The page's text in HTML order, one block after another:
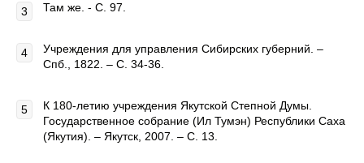
Там же. - С. 97.
Учреждения для управления Сибирских губерний. –
Спб., 1822. – С. 34-36.
К 180-летию учреждения Якутской Степной Думы.
Государственное собрание (Ил Тумэн) Республики Саха
(Якутия). – Якутск, 2007. – С. 13.